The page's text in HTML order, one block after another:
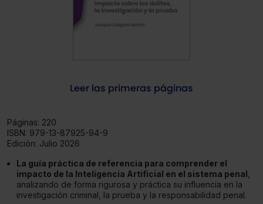
Leer las primeras páginas
Páginas: 220
ISBN: 979-13-87925-94-9
Edición: Julio 2026
La guía práctica de referencia para comprender el
impacto de la Inteligencia Artificial en el sistema penal
analizando de forma rigurosa y práctica su influencia en la
investigación criminal, la prueba y la responsabilidad penal.